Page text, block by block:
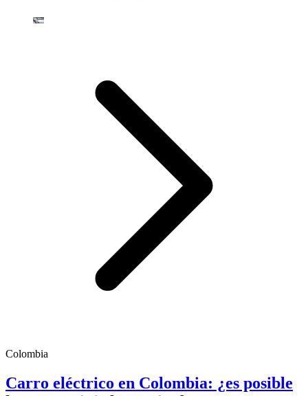
Colombia
Carro eléctrico en Colombia: ¿es posible